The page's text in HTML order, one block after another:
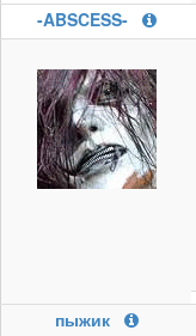
-ABSCESS-
пыжик